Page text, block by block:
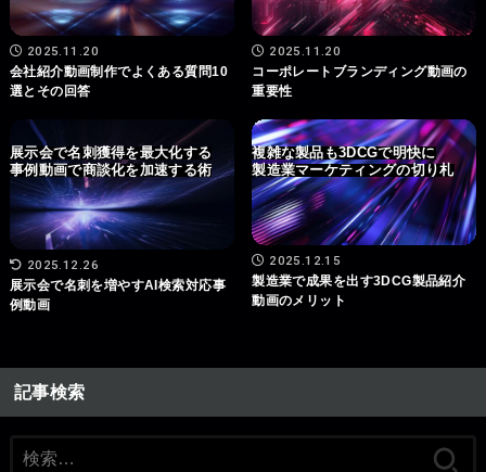
2025.11.20
会社紹介動画制作でよくある質問10
選とその回答
2025.11.20
コーポレートブランディング動画の
重要性
展示会で名刺獲得を最大化する
事例動画で商談化を加速する術
2025.12.26
展示会で名刺を増やすAI検索対応事
例動画
複雑な製品も3DCGで明快に
製造業マーケティングの切り札
2025.12.15
製造業で成果を出す3DCG製品紹介
動画のメリット
記事検索